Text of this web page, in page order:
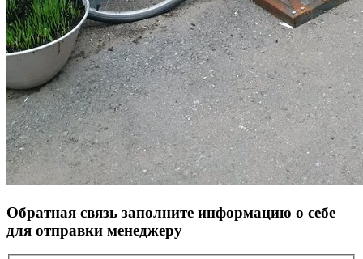
Обратная связь заполните информацию о себе
для отправки менеджеру